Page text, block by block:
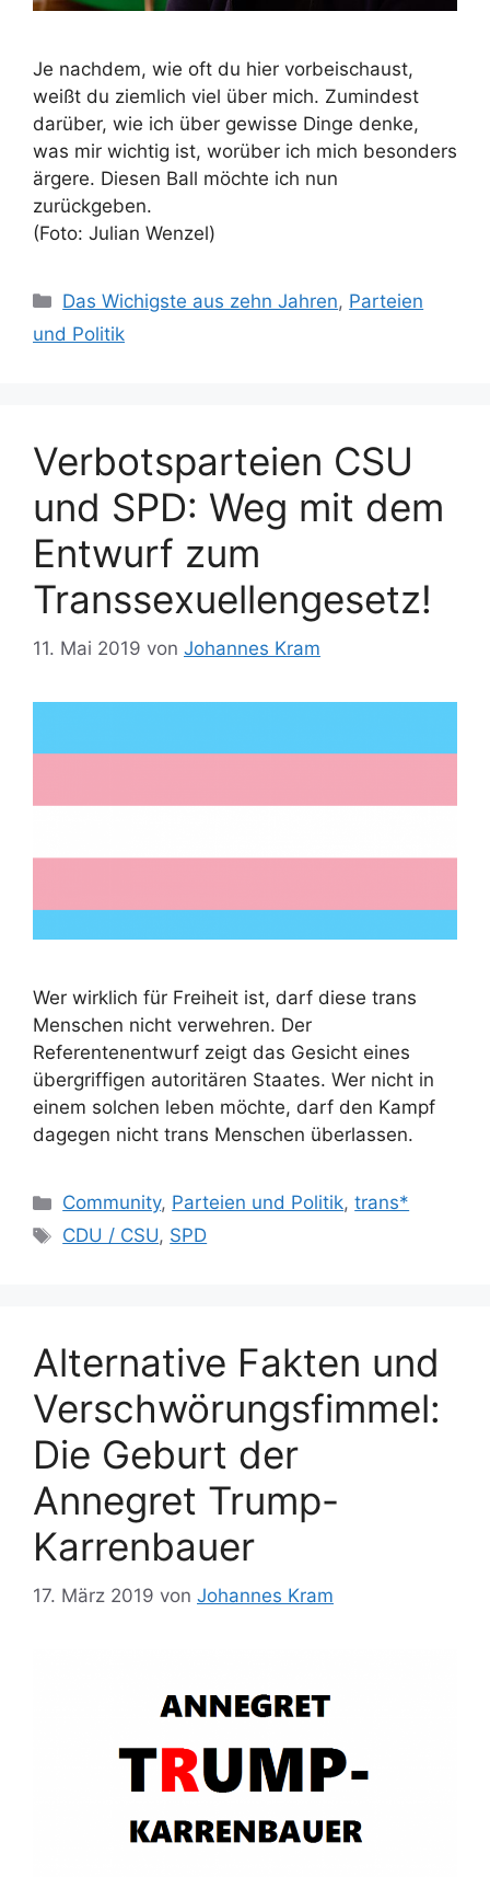
Je nachdem, wie oft du hier vorbeischaust,
weißt du ziemlich viel über mich. Zumindest
darüber, wie ich über gewisse Dinge denke,
was mir wichtig ist, worüber ich mich besonders
ärgere. Diesen Ball möchte ich nun
zurückgeben.
(Foto: Julian Wenzel)
Kategorien
Das Wichigste aus zehn Jahren, Parteien
und Politik
Verbotsparteien CSU
und SPD: Weg mit dem
Entwurf zum
Transsexuellengesetz!
11. Mai 2019 von Johannes Kram
Wer wirklich für Freiheit ist, darf diese trans
Menschen nicht verwehren. Der
Referentenentwurf zeigt das Gesicht eines
übergriffigen autoritären Staates. Wer nicht in
einem solchen leben möchte, darf den Kampf
dagegen nicht trans Menschen überlassen.
Kategorien
Community, Parteien und Politik,trans*
Schlagwörter
CDU / CSU, SPD
Alternative Fakten und
Verschwörungsfimmel:
Die Geburt der
Annegret Trump-
Karrenbauer
17. März 2019 von Johannes Kram